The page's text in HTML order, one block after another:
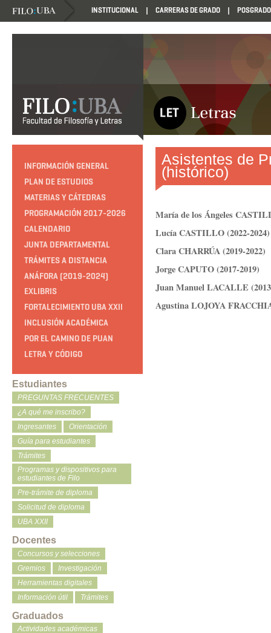
INSTITUCIONAL CARRERAS DE GRADO POSGRADO
INFORMACIÓN GENERAL
PLAN DE ESTUDIOS
MATERIAS Y CÁTEDRAS
PROGRAMACIÓN 2017-2026
CALENDARIO
JUNTA DEPARTAMENTAL
TRÁMITES A DISTANCIA
ANÁFORA (2019-2024)
EXLIBRIS
FORTALECIMIENTO UBA XXII
INCLUSIÓN ACADÉMICA
POR EL CAMINO DE PUAN
LETRA Y CÓDIGO
Estudiantes
PREGUNTAS FRECUENTES
¿A qué me inscribo?
Ingresantes
Orientación
Guía para estudiantes
Trámites
Programas y dispositivos para
estudiantes de Filo
Pre-trámite de diploma
Solicitud de diploma
UBA XXII
Docentes
Concursos y selecciones
Gremios
Investigación
Herramientas digitales
Información útil
Trámites
Graduados
Actividades académicas
Asistentes de
(histórico)
María de los Ángeles
Lucía CASTILLO (2022-2024)
Clara CHARRÚA (2019-2022)
Jorge CAPUTO (2017-2019)
Juan Manuel LACALLE
Agustina LOJOYA